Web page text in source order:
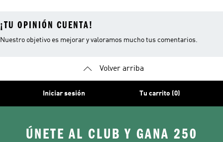
¡TU OPINIÓN CUENTA!
Nuestro objetivo es mejorar y valoramos mucho tus comentarios.
Volver arriba
Iniciar sesión Tu carrito (0)
ÚNETE AL CLUB Y GANA 250